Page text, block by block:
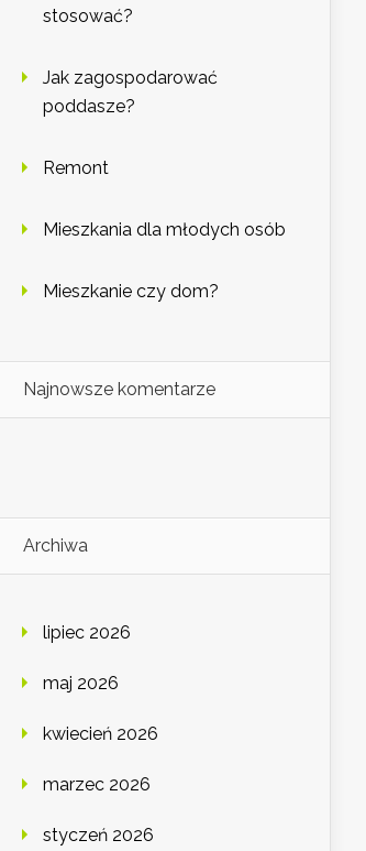
stosować?
Jak zagospodarować
poddasze?
Remont
Mieszkania dla młodych osób
Mieszkanie czy dom?
Najnowsze komentarze
Archiwa
lipiec 2026
maj 2026
kwiecień 2026
marzec 2026
styczeń 2026